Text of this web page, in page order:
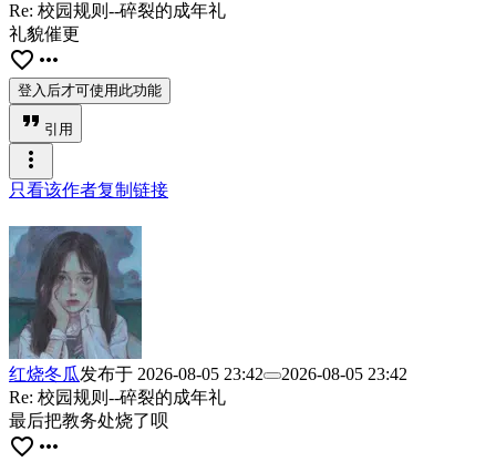
Re: 校园规则--碎裂的成年礼
礼貌催更
favorite_border more_horiz
登入后才可使用此功能
format_quote 引用
more_vert
只看该作者复制链接
红烧冬瓜发布于 2026-08-05 23:42
2026-08-05 23:42
Re: 校园规则--碎裂的成年礼
最后把教务处烧了呗
favorite_border more_horiz